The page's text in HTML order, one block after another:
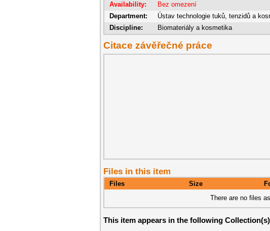
Availability:
Bez omezení
Department:
Ústav technologie tuků, tenzidů a
Discipline:
Biomateriály a kosmetika
Citace závěřečné práce
Files in this item
Files Size
There are no files
This item appears in the following Collection(s)